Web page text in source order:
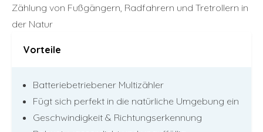
Zählung von Fußgängern, Radfahrern und Tretrollern in
der Natur
Vorteile
Batteriebetriebener Multizähler
Fügt sich perfekt in die natürliche Umgebung ein
Geschwindigkeit & Richtungserkennung